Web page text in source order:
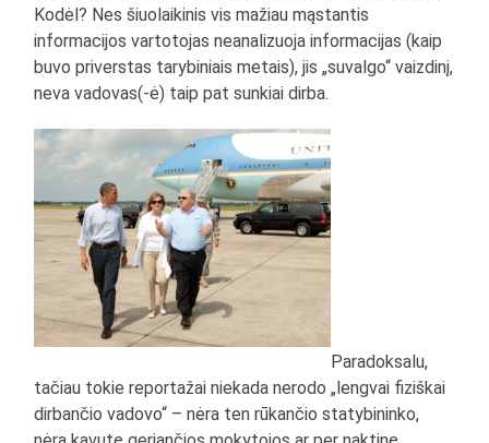
Kodėl? Nes šiuolaikinis vis mažiau mąstantis
informacijos vartotojas neanalizuoja informacijas (kaip
buvo priverstas tarybiniais metais), jis „suvalgo“ vaizdinį,
neva vadovas(-ė) taip pat sunkiai dirba.
Paradoksalu,
tačiau tokie reportažai niekada nerodo „lengvai fiziškai
dirbančio vadovo“ – nėra ten rūkančio statybininko,